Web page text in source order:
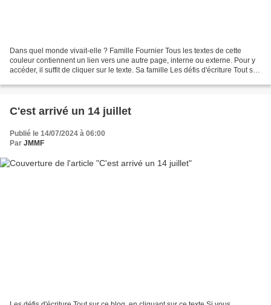
Dans quel monde vivait-elle ? Famille Fournier Tous les textes de cette
couleur contiennent un lien vers une autre page, interne ou externe. Pour y
accéder, il suffit de cliquer sur le texte. Sa famille Les défis d'écriture Tout sur
C'est arrivé un 14 juillet
Publié le 14/07/2024 à 06:00
Par JMMF